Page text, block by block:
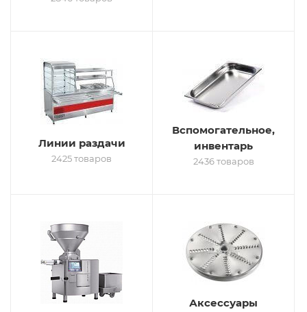
Линии раздачи
2425 товаров
Вспомогательное,
инвентарь
2436 товаров
Аксессуары